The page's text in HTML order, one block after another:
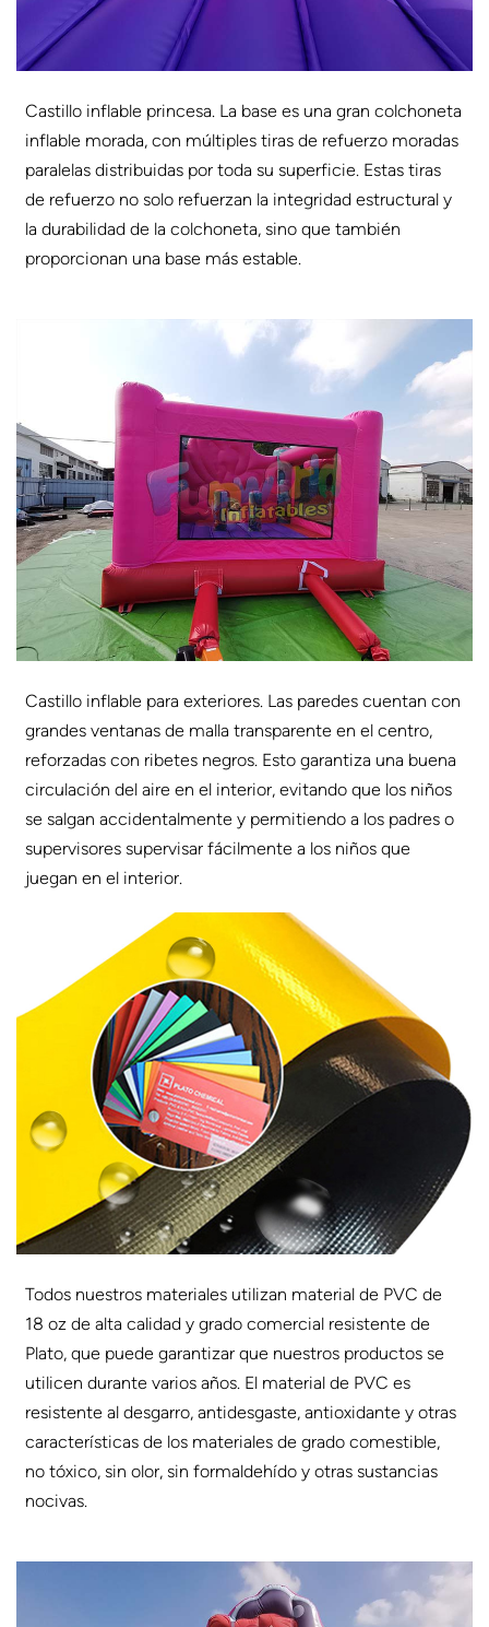
Castillo inflable princesa. La base es una gran colchoneta
inflable morada, con múltiples tiras de refuerzo moradas
paralelas distribuidas por toda su superficie. Estas tiras
de refuerzo no solo refuerzan la integridad estructural y
la durabilidad de la colchoneta, sino que también
proporcionan una base más estable.
Castillo inflable para exteriores. Las paredes cuentan con
grandes ventanas de malla transparente en el centro,
reforzadas con ribetes negros. Esto garantiza una buena
circulación del aire en el interior, evitando que los niños
se salgan accidentalmente y permitiendo a los padres o
supervisores supervisar fácilmente a los niños que
juegan en el interior.
Todos nuestros materiales utilizan material de PVC de
18 oz de alta calidad y grado comercial resistente de
Plato, que puede garantizar que nuestros productos se
utilicen durante varios años. El material de PVC es
resistente al desgarro, antidesgaste, antioxidante y otras
características de los materiales de grado comestible,
no tóxico, sin olor, sin formaldehído y otras sustancias
nocivas.